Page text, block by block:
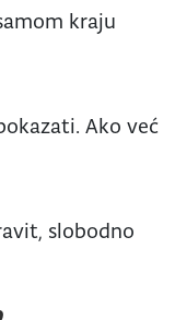
kraju
Ako već
slobodno